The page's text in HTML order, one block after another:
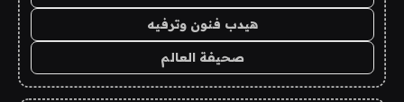
هيدب فنون وترفيه
صحيفة العالم